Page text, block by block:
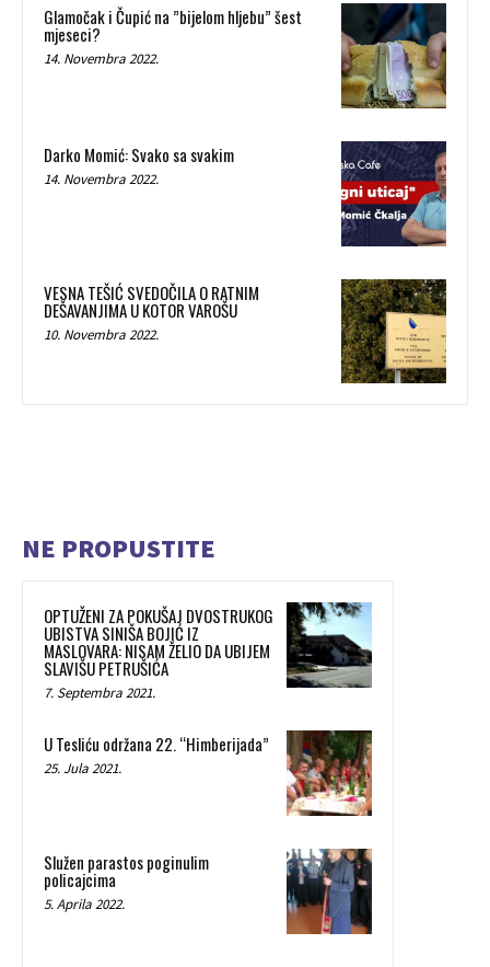
Glamočak i Čupić na ”bijelom hljebu” šest
mjeseci?
14. Novembra 2022.
Darko Momić: Svako sa svakim
14. Novembra 2022.
VESNA TEŠIĆ SVEDOČILA O RATNIM
DEŠAVANJIMA U KOTOR VAROŠU
10. Novembra 2022.
NE PROPUSTITE
OPTUŽENI ZA POKUŠAJ DVOSTRUKOG
UBISTVA SINIŠA BOJIĆ IZ
MASLOVARA: NISAM ŽELIO DA UBIJEM
SLAVIŠU PETRUŠIĆA
7. Septembra 2021.
U Tesliću održana 22. “Himberijada”
25. Jula 2021.
Služen parastos poginulim
policajcima
5. Aprila 2022.